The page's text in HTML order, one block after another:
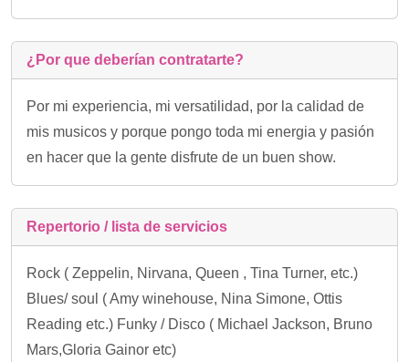
¿Por que deberían contratarte?
Por mi experiencia, mi versatilidad, por la calidad de
mis musicos y porque pongo toda mi energia y pasión
en hacer que la gente disfrute de un buen show.
Repertorio / lista de servicios
Rock ( Zeppelin, Nirvana, Queen , Tina Turner, etc.)
Blues/ soul ( Amy winehouse, Nina Simone, Ottis
Reading etc.) Funky / Disco ( Michael Jackson, Bruno
Mars,Gloria Gainor etc)